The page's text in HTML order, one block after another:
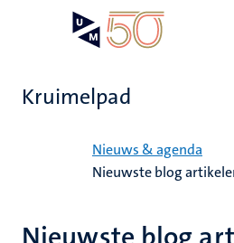
inhoud
Kruimelpad
Nieuws & agenda
Nieuwste blog